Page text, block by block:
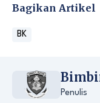
Bagikan Artikel
BK
Penulis